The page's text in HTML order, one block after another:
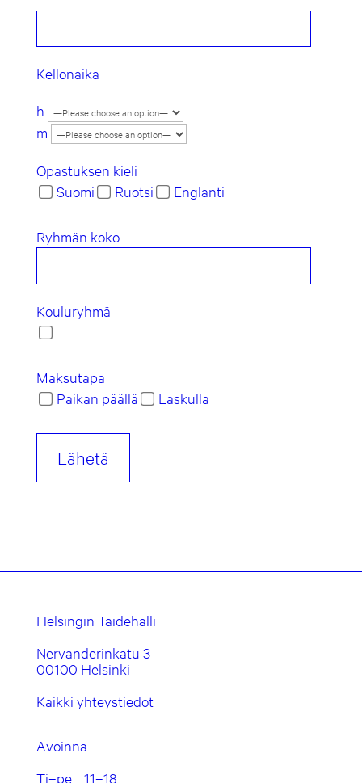
Kellonaika
h
m
Opastuksen kieli
Suomi
Ruotsi Englanti
Ryhmän koko
Kouluryhmä
Maksutapa
Paikan päällä
Laskulla
Helsingin Taidehalli
Nervanderinkatu 3
00100 Helsinki
Kaikki yhteystiedot
Avoinna
Ti–pe
11–18